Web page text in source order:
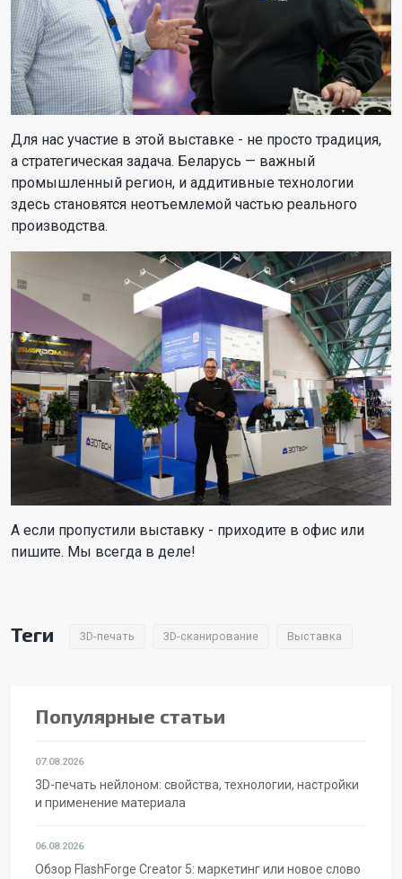
Для нас участие в этой выставке - не просто традиция,
а стратегическая задача. Беларусь — важный
промышленный регион, и аддитивные технологии
здесь становятся неотъемлемой частью реального
производства.
А если пропустили выставку - приходите в офис или
пишите. Мы всегда в деле!
Теги 3D-печать 3D-сканирование Выставка
Популярные статьи
07.08.2026
3D-печать нейлоном: свойства, технологии, настройки
и применение материала
06.08.2026
Обзор FlashForge Creator 5: маркетинг или новое слово